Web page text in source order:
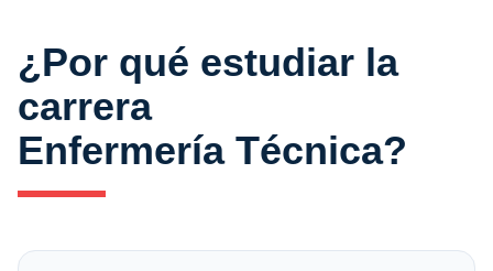
¿Por qué estudiar la
carrera
Enfermería Técnica?